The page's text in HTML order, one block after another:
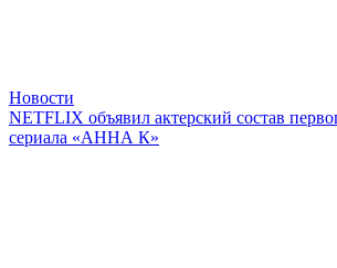
Новости
NETFLIX объявил актерский состав
сериала «АННА К»